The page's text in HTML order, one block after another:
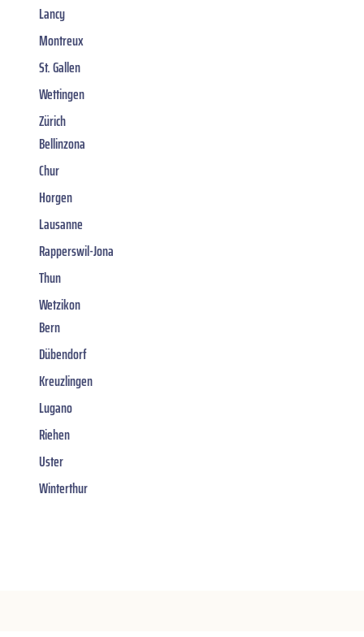
Lancy
Montreux
St. Gallen
Wettingen
Zürich
Bellinzona
Chur
Horgen
Lausanne
Rapperswil-Jona
Thun
Wetzikon
Bern
Dübendorf
Kreuzlingen
Lugano
Riehen
Uster
Winterthur